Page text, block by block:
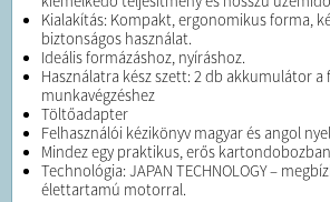
Kialakítás: Kompakt, ergonomikus forma,
biztonságos használat.
Ideális formázáshoz, nyíráshoz.
Használatra kész szett: 2 db akkumulátor a
munkavégzéshez
Töltőadapter
Felhasználói kézikönyv magyar és angol
Mindez egy praktikus, erős kartondobozban
Technológia: JAPAN TECHNOLOGY –
élettartamú motorral.